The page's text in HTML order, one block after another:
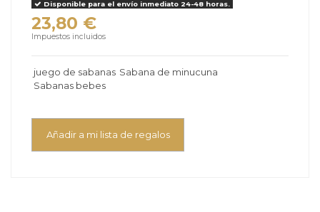
Disponible para el envío inmediato 24-48 horas.
23,80 €
Impuestos incluidos
juego de sabanas Sabana de minucuna
Sabanas bebes
Añadir a mi lista de regalos